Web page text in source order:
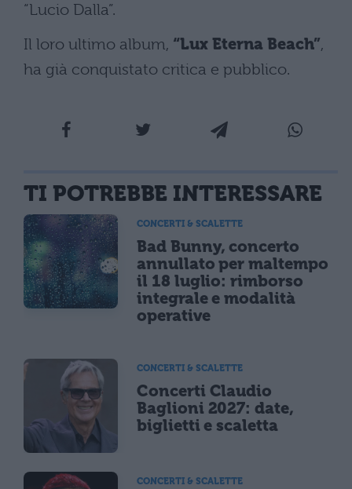
“Lucio Dalla”.
Il loro ultimo album, “Lux Eterna Beach”,
ha già conquistato critica e pubblico.
TI POTREBBE INTERESSARE
CONCERTI & SCALETTE
Bad Bunny, concerto
annullato per maltempo
il 18 luglio: rimborso
integrale e modalità
operative
CONCERTI & SCALETTE
Concerti Claudio
Baglioni 2027: date,
biglietti e scaletta
CONCERTI & SCALETTE